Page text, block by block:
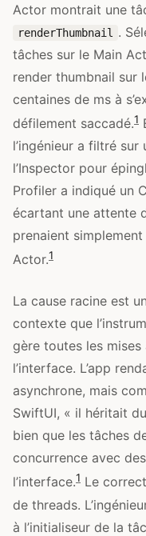
Actor montrait une
renderThumbnail
.
tâches sur le Main
render thumbnail sur
centaines de ms à
défilement saccadé.1
l’ingénieur a filtré
l’Inspector pour
Profiler a indiqué un
écartant une attente
prenaient
Actor.1
La cause racine est
contexte que
gère toutes les
l’interface. L’app
asynchrone, mais
SwiftUI, « il héritait
bien que les tâches
concurrence avec
l’interface.1 Le
de threads.
à l’initialiseur de la